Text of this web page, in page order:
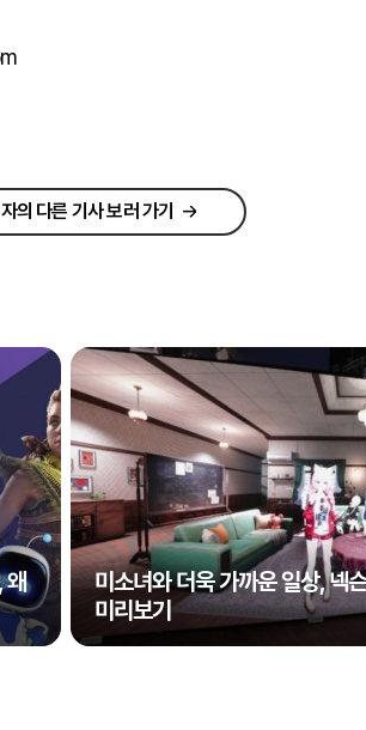
의 다른 기사 보러 가기
미소녀와 더욱 가까운 일상, 넥
미리보기